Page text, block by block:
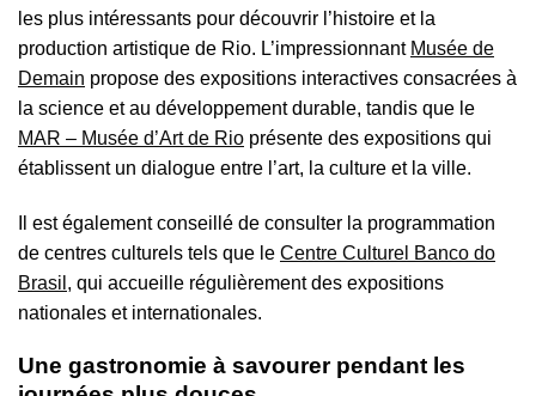
les plus intéressants pour découvrir l’histoire et la
production artistique de Rio. L’impressionnant Musée de
Demain propose des expositions interactives consacrées à
la science et au développement durable, tandis que le
MAR – Musée d’Art de Rio présente des expositions qui
établissent un dialogue entre l’art, la culture et la ville.
Il est également conseillé de consulter la programmation
de centres culturels tels que le Centre Culturel Banco do
Brasil , qui accueille régulièrement des expositions
nationales et internationales.
Une gastronomie à savourer pendant les